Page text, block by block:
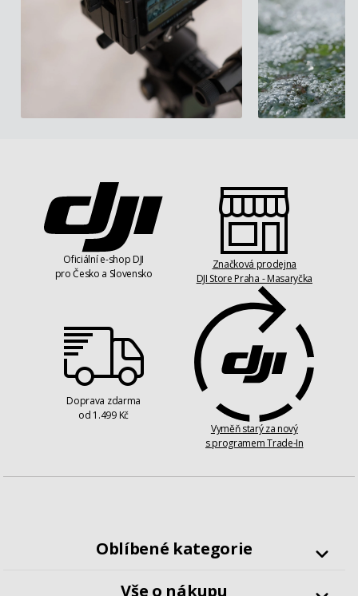
Oficiální e-shop DJI
pro Česko a Slovensko
Značková prodejna
DJI Store Praha - Masaryčka
Doprava zdarma
od 1.499 Kč
Vyměň starý za nový
s programem Trade-In
Oblíbené kategorie
Vše o nákupu